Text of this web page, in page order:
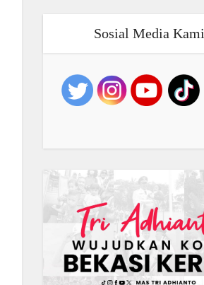
Sosial Media Kami